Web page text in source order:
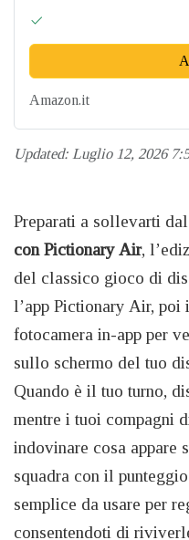
Amazon.it
Updated: Luglio 12, 2026
Preparati a sollevarti
con Pictionary Air,
del classico gioco di
l’app Pictionary Air, poi
fotocamera in-app per
sullo schermo del tuo
Quando è il tuo turno,
mentre i tuoi compagni
indovinare cosa appare
squadra con il
semplice da usare per
consentendoti di